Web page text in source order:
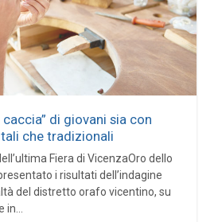
di giovani sia con
che tradizionali
Fiera di VicenzaOro dello
i risultati dell’indagine
del distretto orafo vicentino, su